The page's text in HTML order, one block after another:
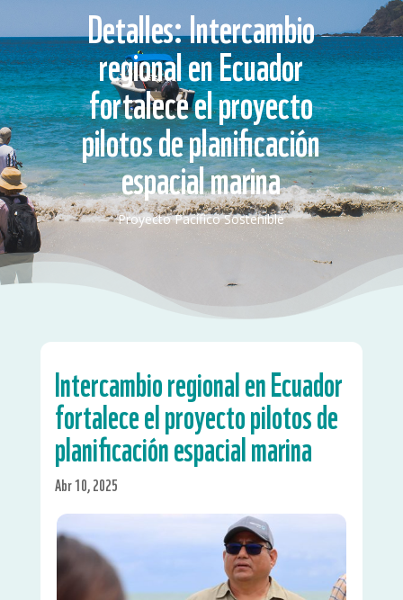
Detalles: Intercambio
regional en Ecuador
fortalece el proyecto
pilotos de planificación
espacial marina
Proyecto Pacífico Sostenible
Intercambio regional en Ecuador
fortalece el proyecto pilotos de
planificación espacial marina
Abr 10, 2025